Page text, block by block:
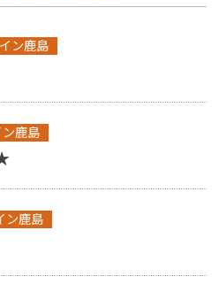
ン鹿島
鹿島
ン鹿島